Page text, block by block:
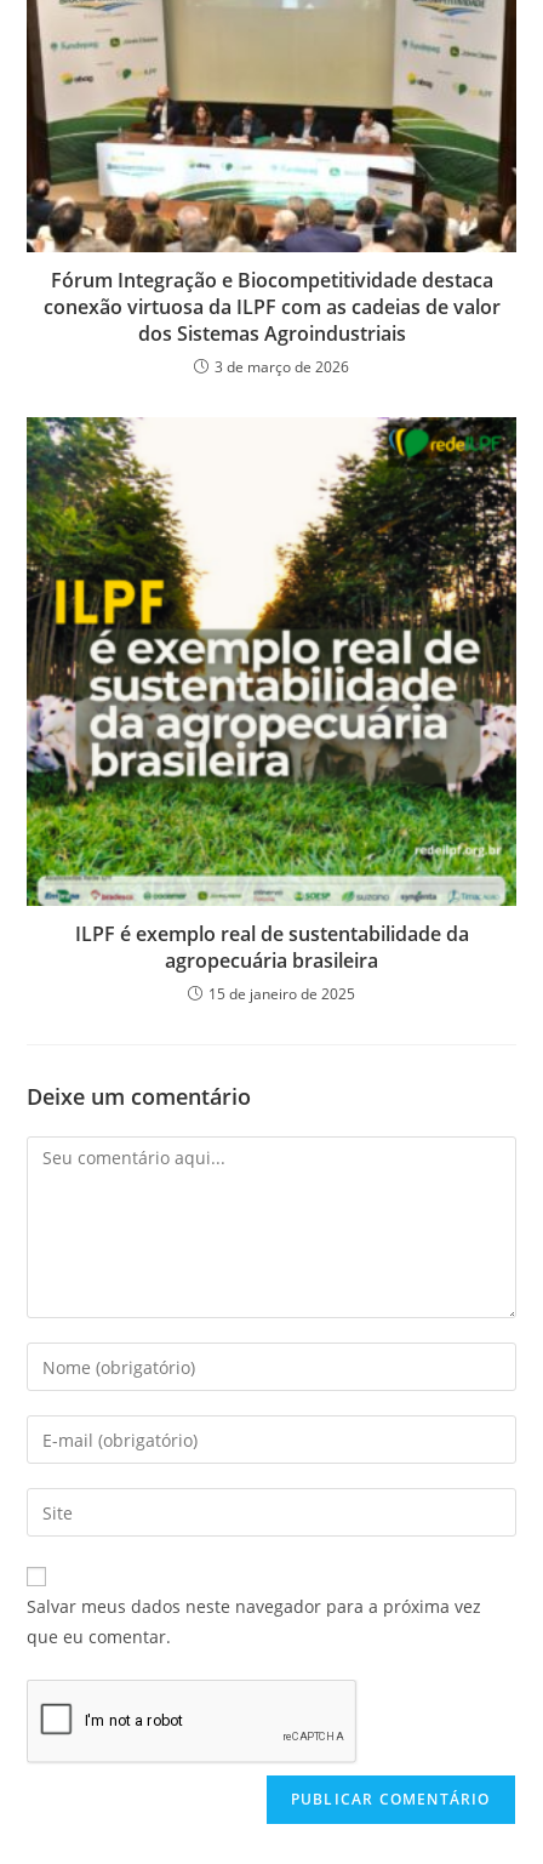
Fórum Integração e Biocompetitividade destaca
conexão virtuosa da ILPF com as cadeias de valor
dos Sistemas Agroindustriais
3 de março de 2026
ILPF é exemplo real de sustentabilidade da
agropecuária brasileira
15 de janeiro de 2025
Deixe um comentário
Salvar meus dados neste navegador para a próxima vez
que eu comentar.